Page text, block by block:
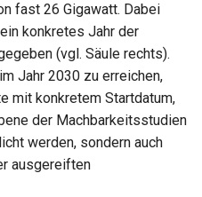
fast 26 Gigawatt. Dabei
konkretes Jahr der
(vgl. Säule rechts).
Jahr 2030 zu erreichen,
mit konkretem Startdatum,
der Machbarkeitsstudien
werden, sondern auch
ausgereiften